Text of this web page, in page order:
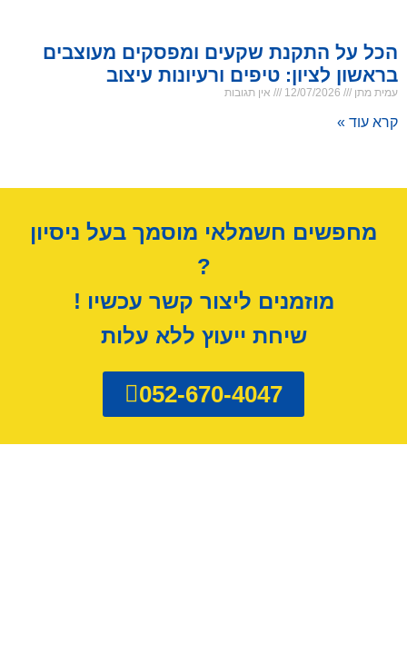
הכל על התקנת שקעים ומפסקים מעוצבים
בראשון לציון: טיפים ורעיונות עיצוב
עמית מתן אין תגובות
קרא עוד »
מחפשים חשמלאי מוסמך בעל ניסיון
?
מוזמנים ליצור קשר עכשיו !
שיחת ייעוץ ללא עלות
052-670-4047